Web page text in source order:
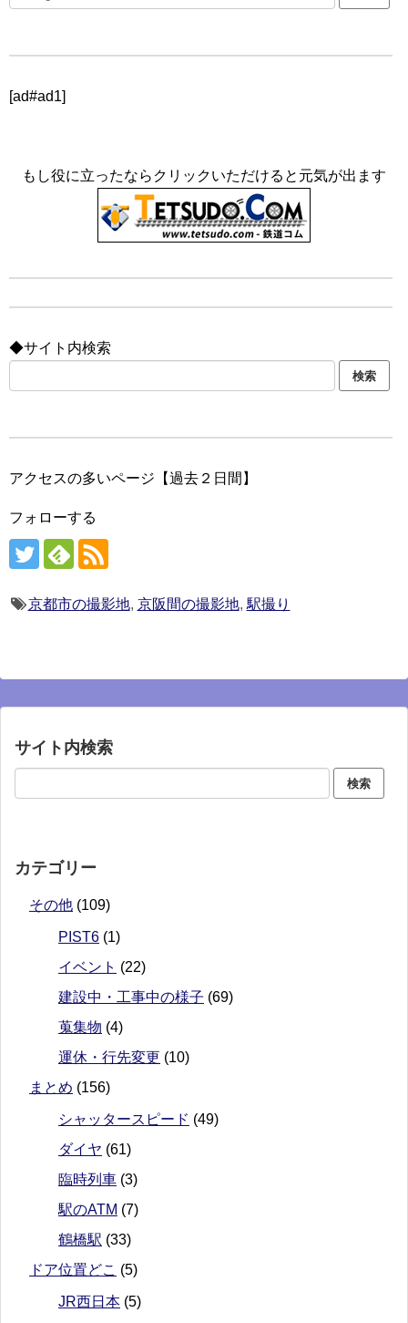
[ad#ad1]
もし役に立ったならクリックいただけると元気が出ます
◆サイト内検索
アクセスの多いページ【過去２日間】
フォローする
京都市の撮影地, 京阪間の撮影地, 駅撮り
サイト内検索
カテゴリー
その他 (109)
PIST6 (1)
イベント (22)
建設中・工事中の様子 (69)
蒐集物 (4)
運休・行先変更 (10)
まとめ (156)
シャッタースピード (49)
ダイヤ (61)
臨時列車 (3)
駅のATM (7)
鶴橋駅 (33)
ドア位置どこ (5)
JR西日本 (5)